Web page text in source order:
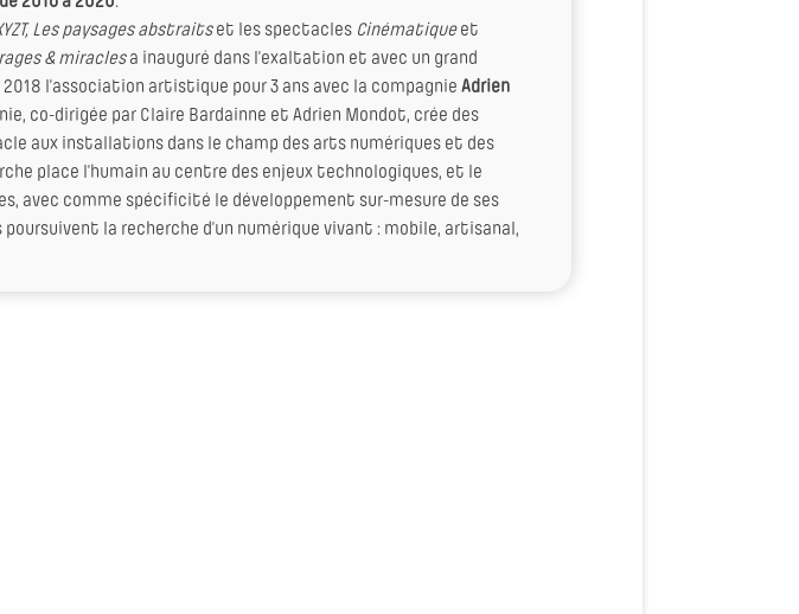
Les paysages abstraitset les spectacles Cinématiqueet
& miraclesa inauguré dans l’exaltation et avec un grand
l’association artistique pour 3 ans avec la compagnieAdrien
co-dirigée par Claire Bardainne et Adrien Mondot, crée des
aux installations dans le champ des arts numériques et des
place l’humain au centre des enjeux technologiques, et le
avec comme spécificité le développement sur-mesure de ses
la recherche d’un numérique vivant : mobile, artisanal,